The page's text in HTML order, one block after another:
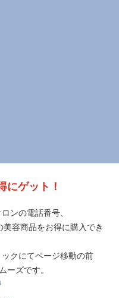
にゲット！
ンの電話番号、
美容商品をお得に購入でき
クにてページ移動の前
ーズです。